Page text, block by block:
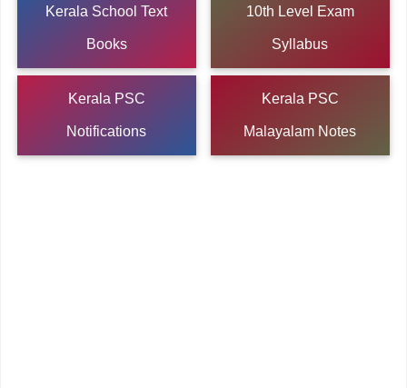
Kerala School Text
Books
10th Level Exam
Syllabus
Kerala PSC
Notifications
Kerala PSC
Malayalam Notes